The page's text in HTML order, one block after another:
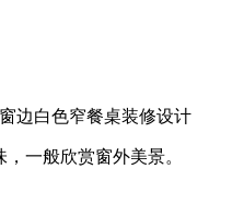
边白色窄餐桌装修设计
一般欣赏窗外美景。